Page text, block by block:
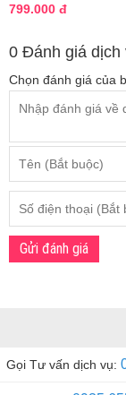
Quốc mẫu mới
799.000 đ
0 Đánh giá dịch
Chọn đánh giá của
Gửi đánh giá
Gọi Tư vấn dịch vụ: